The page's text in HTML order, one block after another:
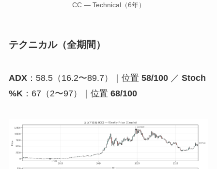
CC — Technical（6年）
テクニカル（全期間）
ADX：58.5（16.2〜89.7）｜位置 58/100／ Stoch
%K：67（2〜97）｜位置 68/100